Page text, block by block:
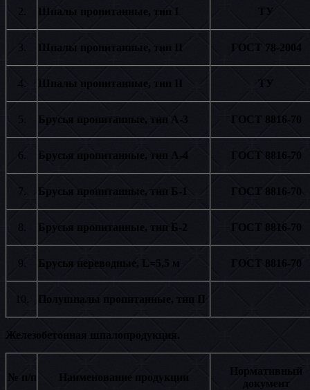
2. Шпалы пропитанные, тип I ТУ
3. Шпалы пропитанные, тип II ГОСТ 78-2004
4. Шпалы пропитанные, тип II ТУ
5. Брусья пропитанные, тип А-3 ГОСТ 8816-70
6. Брусья пропитанные, тип А-4 ГОСТ 8816-70
7. Брусья пропитанные, тип Б-1 ГОСТ 8816-70
8. Брусья пропитанные, тип Б-2 ГОСТ 8816-70
9. Брусья переводные, L=5,5 м ГОСТ 8816-70
10. Полушпалы пропитанные, тип II
Железобетонная шпалопродукция.
№ п/п Наименование продукции
Нормативный
документ